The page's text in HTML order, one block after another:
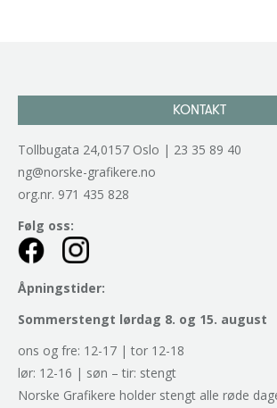
KONTAKT
Tollbugata 24,0157 Oslo | 23 35 89 40
ng@norske-grafikere.no
org.nr. 971 435 828
Følg oss:
Åpningstider:
Sommerstengt lørdag 8. og 15. august
ons og fre: 12-17 | tor 12-18
lør: 12-16 | søn – tir: stengt
Norske Grafikere holder stengt alle røde